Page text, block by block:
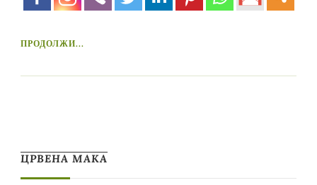
ПРОДОЛЖИ...
ЦРВЕНА МАКА